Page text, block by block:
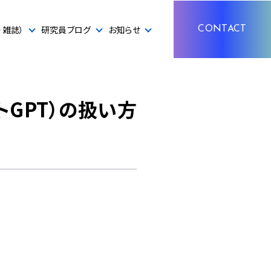
誌） 研究員ブログ お知らせ CONTACT
GPT）の扱い方